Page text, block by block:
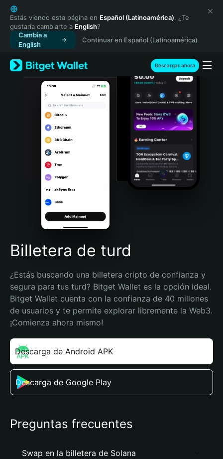
English
日本語
Tiếng Việt
Русский
Español (Latinoamérica)
Türkçe
Italiano
Português (Portugal)
Bahasa Indonesia
Português (Brasil)
Español (Argentina)
Estás viendo esta página en Español (Latinoamérica). ¿Te
gustaría cambiarte a English?
Cambia a
English
Continuar en Español (Latinoamérica)
Descargar ahora
Billetera de turd
¿Estás buscando una billetera cripto de confianza y
segura para tus turd? Bitget Wallet es la opción ideal.
Bitget Wallet cuenta con la confianza de 40 millones
de usuarios y te permite explorar libremente la Web3.
¡Comienza ahora mismo!
Descarga de Android APK
Descarga de Google Play
Preguntas frecuentes
Swap en la billetera de Solana